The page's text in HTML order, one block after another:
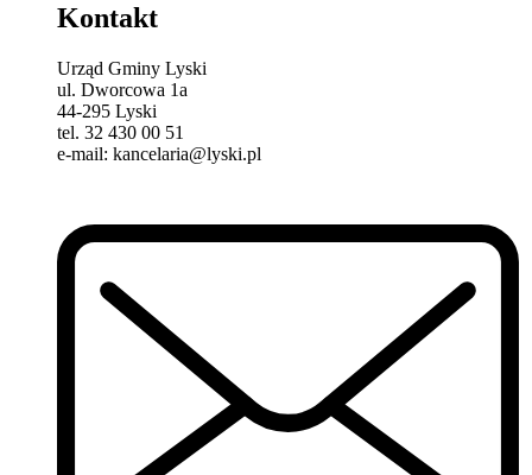
Kontakt
Urząd Gminy Lyski
ul. Dworcowa 1a
44-295 Lyski
tel. 32 430 00 51
e-mail: kancelaria@lyski.pl